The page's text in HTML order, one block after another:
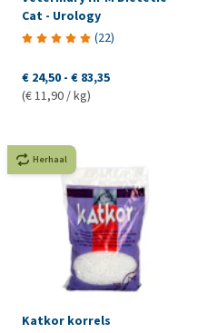
Cat - Urology
(22)
€ 24,50 - € 83,35
(€ 11,90 / kg)
Herhaal
Katkor korrels